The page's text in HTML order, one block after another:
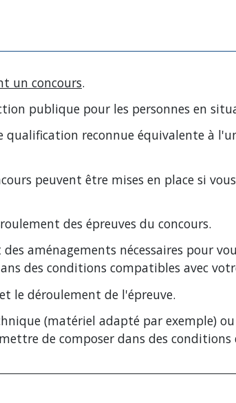
un concours.
publique pour les personnes en
reconnue équivalente à
peuvent être mises en place si
des épreuves du concours.
aménagements nécessaires pour
des conditions compatibles avec
le déroulement de l'épreuve.
(matériel adapté par exemple)
de composer dans des conditions